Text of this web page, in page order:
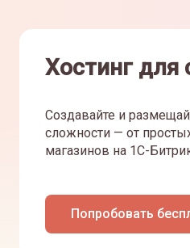
Хостинг для
Создавайте и
сложности — от
магазинов на 1С-
Попробовать